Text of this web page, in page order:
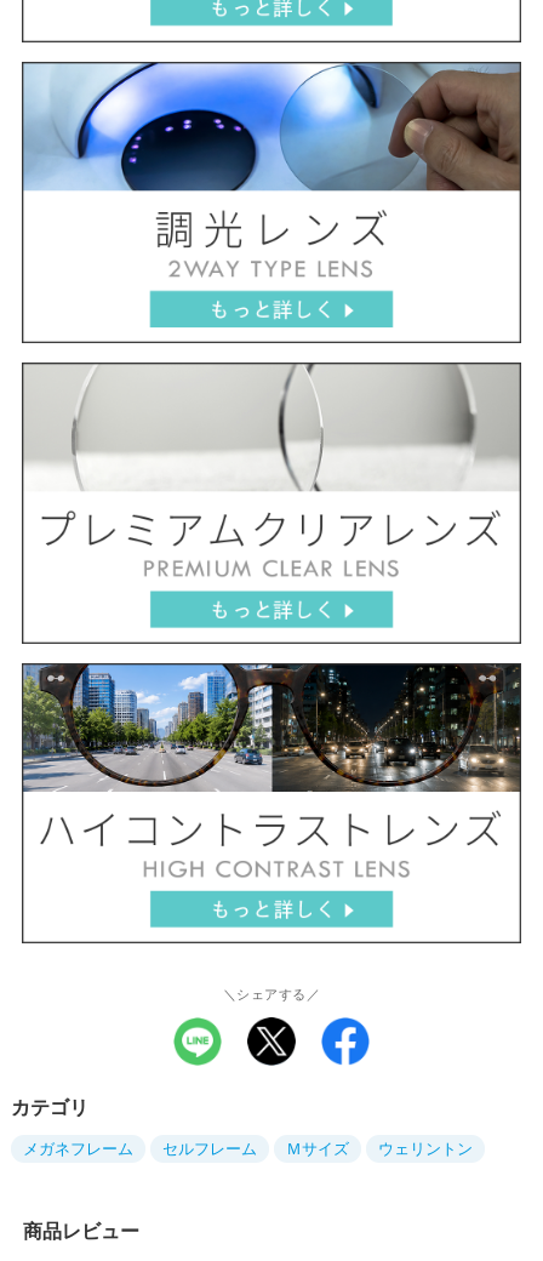
＼シェアする／
カテゴリ
メガネフレーム セルフレーム Ｍサイズ ウェリントン
商品レビュー